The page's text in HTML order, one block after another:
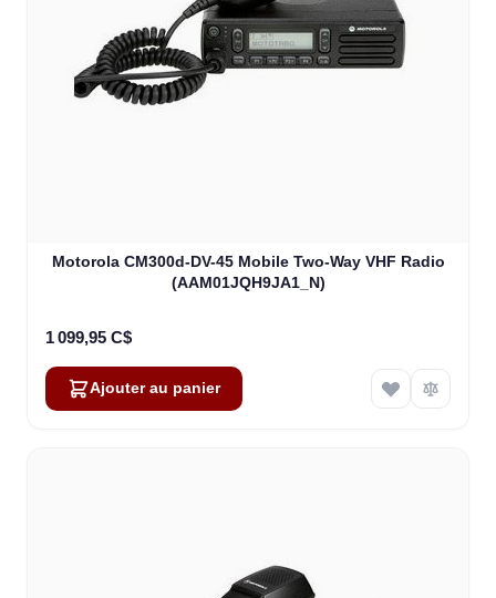
Motorola CM300d-DV-45 Mobile Two-Way VHF Radio
(AAM01JQH9JA1_N)
1 099,95 C$
Ajouter au panier